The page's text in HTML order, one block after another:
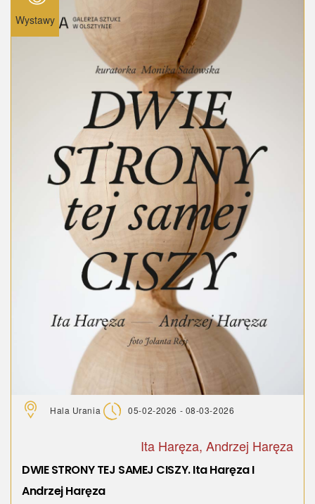
Wystawy
Hala Urania 05-02-2026 - 08-03-2026
Ita Haręza, Andrzej Haręza
DWIE STRONY TEJ SAMEJ CISZY. Ita Haręza I
Andrzej Haręza